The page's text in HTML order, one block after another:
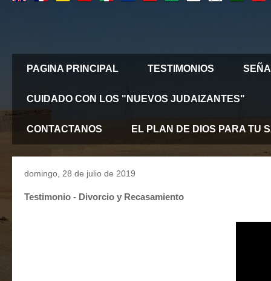
PAGINA PRINCIPAL TESTIMONIOS
CUIDADO CON LOS "NUEVOS JUDAIZANTES"
CONTACTANOS EL PLAN DE DIOS PARA TU
domingo, 28 de julio de 2019
Testimonio - Divorcio y Recasamiento